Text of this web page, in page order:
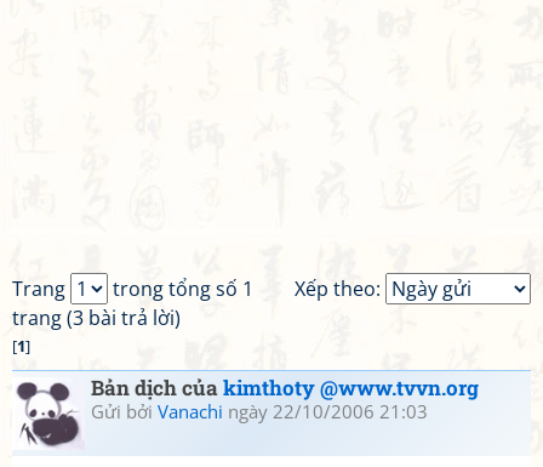
Xếp theo:
Trang
trong tổng số 1
trang (3 bài trả lời)
[1]
Bản dịch củakimthoty @www.tvvn.org
Gửi bởi Vanachi ngày 22/10/2006 21:03